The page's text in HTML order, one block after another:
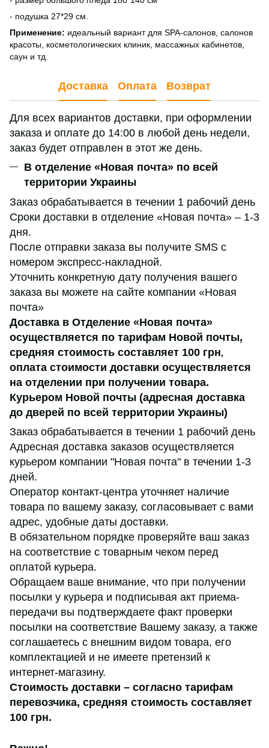
- подушка 27*29 см.
Применение: идеальный вариант для SPA-салонов, салонов
красоты, косметологических клиник, массажных кабинетов,
саун и тд.
Доставка Оплата Возврат
Для всех вариантов доставки, при оформлении
заказа и оплате до 14:00 в любой день недели,
заказ будет отправлен в этот же день.
В отделение «Новая почта» по всей
территории Украины
Заказ обрабатывается в течении 1 рабочий день
Сроки доставки в отделение «Новая почта» – 1-3
дня.
После отправки заказа вы получите SMS с
номером экспресс-накладной.
Уточнить конкретную дату получения вашего
заказа вы можете на сайте компании «Новая
почта»
Доставка в Отделение «Новая почта»
осуществляется по тарифам Новой почты,
средняя стоимость составляет 100 грн,
оплата стоимости доставки осуществляется
на отделении при получении товара.
Курьером Новой почты (адресная доставка
до дверей по всей территории Украины)
Заказ обрабатывается в течении 1 рабочий день
Адресная доставка заказов осуществляется
курьером компании "Новая почта" в течении 1-3
дней.
Оператор контакт-центра уточняет наличие
товара по вашему заказу, согласовывает с вами
адрес, удобные даты доставки.
В обязательном порядке проверяйте ваш заказ
на соответствие с товарным чеком перед
оплатой курьера.
Обращаем ваше внимание, что при получении
посылки у курьера и подписывая акт приема-
передачи вы подтверждаете факт проверки
посылки на соответствие Вашему заказу, а также
соглашаетесь с внешним видом товара, его
комплектацией и не имеете претензий к
интернет-магазину.
Стоимость доставки – согласно тарифам
перевозчика, средняя стоимость составляет
100 грн.